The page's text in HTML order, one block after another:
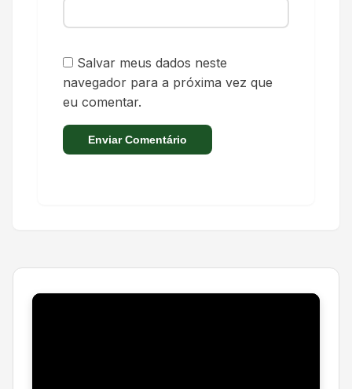
Salvar meus dados neste
navegador para a próxima vez que
eu comentar.